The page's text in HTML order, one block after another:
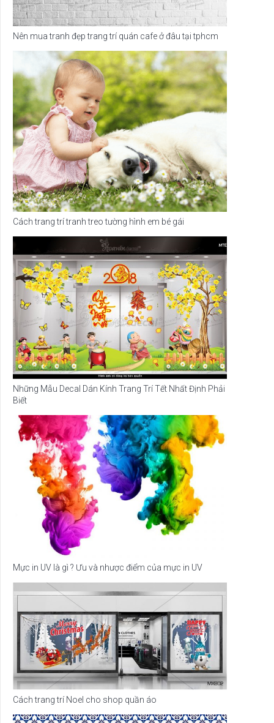
Nên mua tranh đẹp trang trí quán cafe ở đâu tại tphcm
Cách trang trí tranh treo tường hình em bé gái
Những Mẫu Decal Dán Kính Trang Trí Tết Nhất Định Phải
Biết
Mực in UV là gì ? Ưu và nhược điểm của mực in UV
Cách trang trí Noel cho shop quần áo